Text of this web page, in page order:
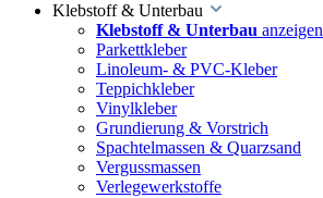
Klebstoff & Unterbau
Klebstoff & Unterbau anzeigen
Parkettkleber
Linoleum- & PVC-Kleber
Teppichkleber
Vinylkleber
Grundierung & Vorstrich
Spachtelmassen & Quarzsand
Vergussmassen
Verlegewerkstoffe